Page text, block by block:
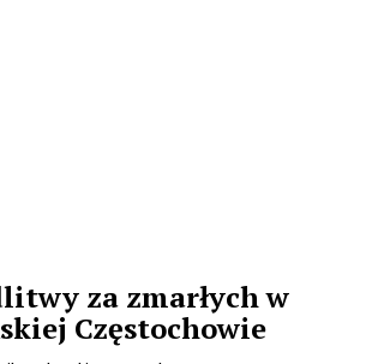
za zmarłych w
Częstochowie